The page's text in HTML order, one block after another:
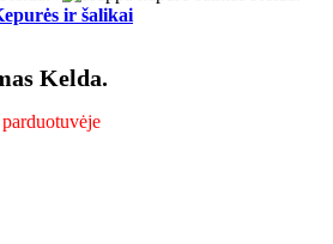
ir šalikai
Kelda.